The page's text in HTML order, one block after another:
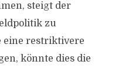
steigt der
zu
eine restriktivere
könnte dies die